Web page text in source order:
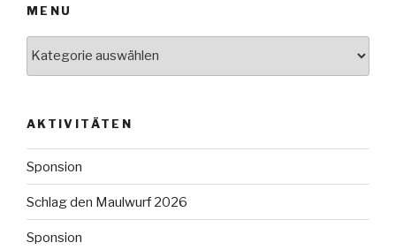
MENU
AKTIVITÄTEN
Sponsion
Schlag den Maulwurf 2026
Sponsion